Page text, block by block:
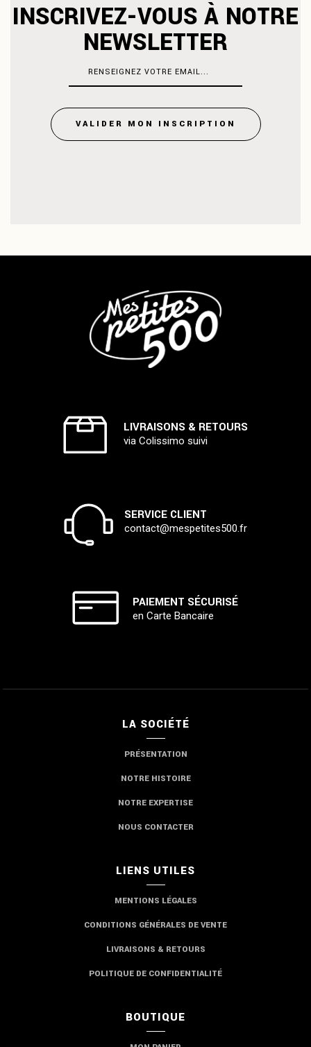
INSCRIVEZ-VOUS À NOTRE
NEWSLETTER
VALIDER MON INSCRIPTION
LIVRAISONS & RETOURS
via Colissimo suivi
SERVICE CLIENT
contact@mespetites500.fr
PAIEMENT SÉCURISÉ
en Carte Bancaire
LA SOCIÉTÉ
PRÉSENTATION
NOTRE HISTOIRE
NOTRE EXPERTISE
NOUS CONTACTER
LIENS UTILES
MENTIONS LÉGALES
CONDITIONS GÉNÉRALES DE VENTE
LIVRAISONS & RETOURS
POLITIQUE DE CONFIDENTIALITÉ
BOUTIQUE